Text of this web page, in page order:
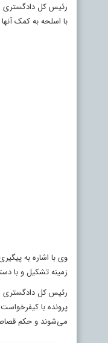
رئیس کل دادگستری
با اسلحه به کمک آنها
وی با اشاره به
زمینه تشکیل و با
رئیس کل دادگستری
می‌شوند و حکم قصاص